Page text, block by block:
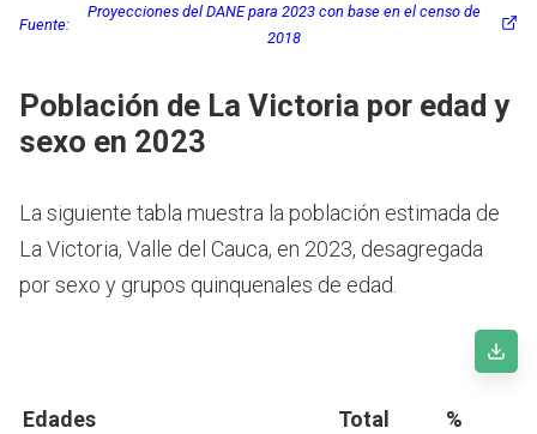
Fuente:
Proyecciones del DANE para 2023 con base en el censo de
2018
Población de La Victoria por edad y
sexo en 2023
La siguiente tabla muestra la población estimada de
La Victoria, Valle del Cauca, en 2023, desagregada
por sexo y grupos quinquenales de edad.
Edades Total %